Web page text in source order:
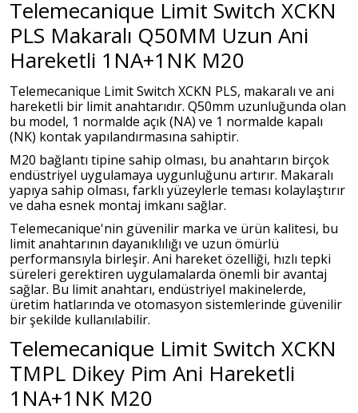
Telemecanique Limit Switch XCKN
PLS Makaralı Q50MM Uzun Ani
Hareketli 1NA+1NK M20
Telemecanique Limit Switch XCKN PLS, makaralı ve ani
hareketli bir limit anahtarıdır. Q50mm uzunluğunda olan
bu model, 1 normalde açık (NA) ve 1 normalde kapalı
(NK) kontak yapılandırmasına sahiptir.
M20 bağlantı tipine sahip olması, bu anahtarın birçok
endüstriyel uygulamaya uygunluğunu artırır. Makaralı
yapıya sahip olması, farklı yüzeylerle teması kolaylaştırır
ve daha esnek montaj imkanı sağlar.
Telemecanique'nin güvenilir marka ve ürün kalitesi, bu
limit anahtarının dayanıklılığı ve uzun ömürlü
performansıyla birleşir. Ani hareket özelliği, hızlı tepki
süreleri gerektiren uygulamalarda önemli bir avantaj
sağlar. Bu limit anahtarı, endüstriyel makinelerde,
üretim hatlarında ve otomasyon sistemlerinde güvenilir
bir şekilde kullanılabilir.
Telemecanique Limit Switch XCKN
TMPL Dikey Pim Ani Hareketli
1NA+1NK M20